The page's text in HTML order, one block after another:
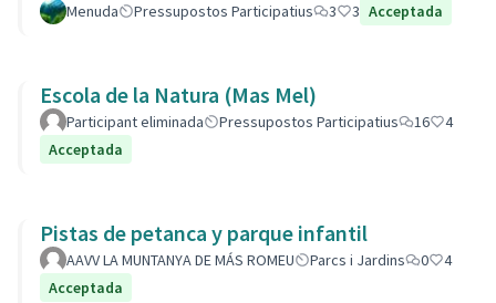
Menuda Pressupostos Participatius 3 3 Acceptada
Escola de la Natura (Mas Mel)
Participant eliminada Pressupostos Participatius 16
4
Acceptada
Pistas de petanca y parque infantil
AAVV LA MUNTANYA DE MÁS ROMEU Parcs i Jardins 0
4
Acceptada